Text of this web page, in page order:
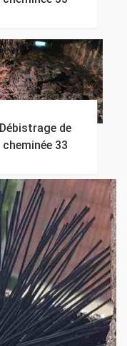
Débistrage de
cheminée 33